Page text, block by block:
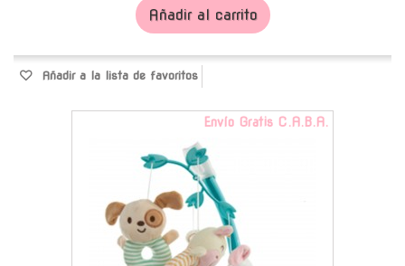
Añadir al carrito
Añadir a la lista de favoritos
Envío Gratis C.A.B.A.